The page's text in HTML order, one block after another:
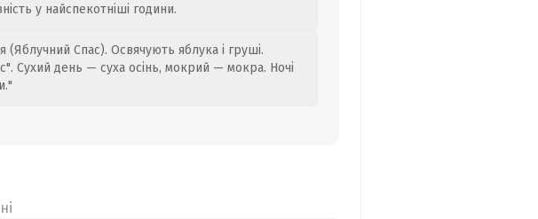
у найспекотніші години.
Спас). Освячують яблука і груші.
Сухий день — суха осінь, мокрий — мокра. Ночі